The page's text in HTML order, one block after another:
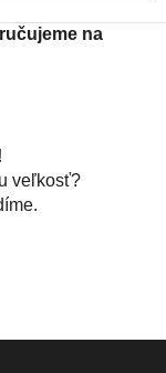
na
veľkosť?